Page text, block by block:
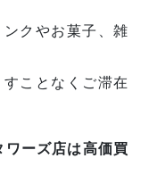
クやお菓子、雑
ことなくご滞在
ワーズ店は高価買